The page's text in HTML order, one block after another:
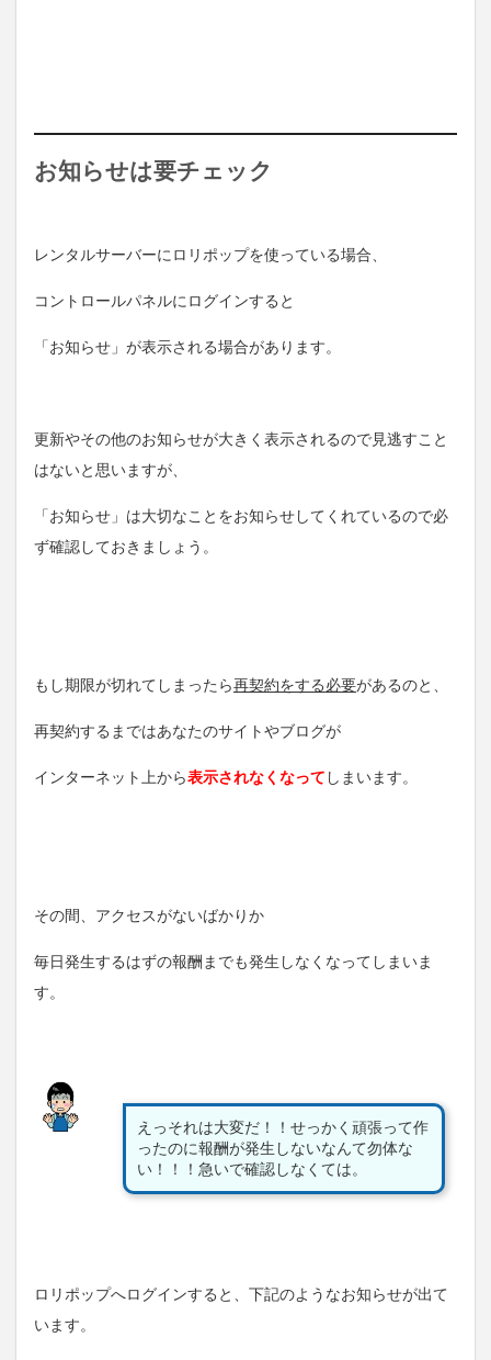
お知らせは要チェック
レンタルサーバーにロリポップを使っている場合、
コントロールパネルにログインすると
「お知らせ」が表示される場合があります。
更新やその他のお知らせが大きく表示されるので見逃すこと
はないと思いますが、
「お知らせ」は大切なことをお知らせしてくれているので必
ず確認しておきましょう。
もし期限が切れてしまったら再契約をする必要があるのと、
再契約するまではあなたのサイトやブログが
インターネット上から表示されなくなって しまいます。
その間、アクセスがないばかりか
毎日発生するはずの報酬までも発生しなくなってしまいま
す。
えっそれは大変だ！！せっかく頑張って作
ったのに報酬が発生しないなんて勿体な
い！！！急いで確認しなくては。
ロリポップへログインすると、下記のようなお知らせが出て
います。